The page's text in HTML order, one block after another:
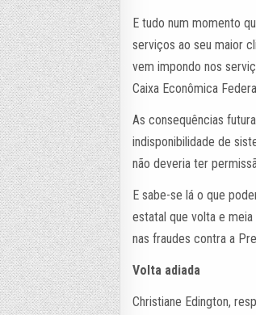
E tudo num momento
serviços ao seu maior
vem impondo nos
Caixa Econômica
As consequências
indisponibilidade de
não deveria ter
E sabe-se lá o que
estatal que volta e
nas fraudes contra a
Volta adiada
Christiane Edington,